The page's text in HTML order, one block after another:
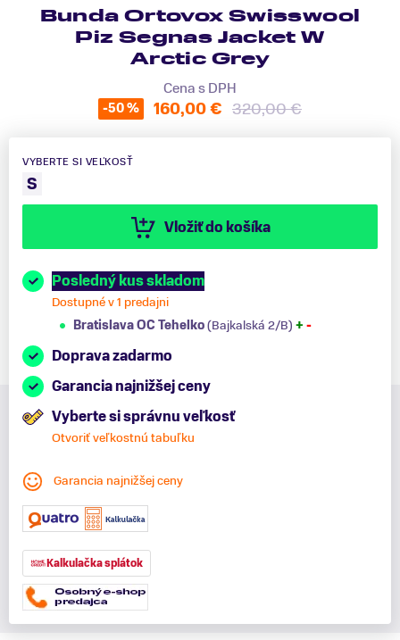
Bunda Ortovox Swisswool
Piz Segnas Jacket W
Arctic Grey
Cena s DPH
-50 % 160,00 € 320,00 €
VYBERTE SI VEĽKOSŤ
S
Vložiť do košíka
Posledný kus skladom
Dostupné v 1 predajni
Bratislava OC Tehelko(Bajkalská 2/B) + -
Doprava zadarmo
Garancia najnižšej ceny
Vyberte si správnu veľkosť
Otvoriť veľkostnú tabuľku
Garancia najnižšej ceny
Kalkulačka splátok